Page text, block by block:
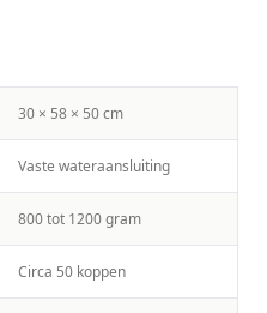
30 × 58 × 50 cm
Vaste wateraansluiting
800 tot 1200 gram
Circa 50 koppen